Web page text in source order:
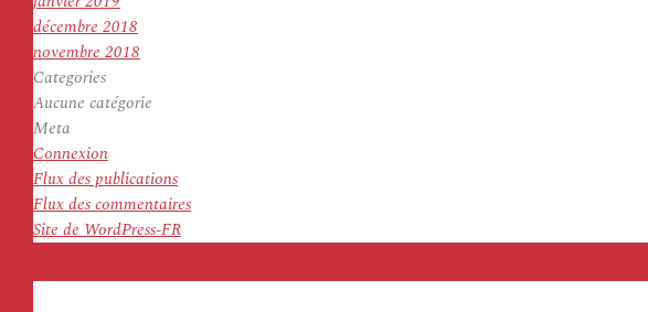
décembre 2018
novembre 2018
Categories
Aucune catégorie
Meta
Connexion
Flux des publications
Flux des commentaires
Site de WordPress-FR